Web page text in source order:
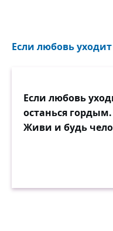
И кто знает, не в
Отчего мне так
Он ведь помнит,
Этим, этим,
В спорах-
Если любовь
Если любовь
останься гордым.
Живи и будь